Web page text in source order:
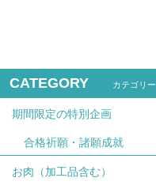
CATEGORY カテゴリー
期間限定の特別企画
合格祈願・諸願成就
お肉（加工品含む）